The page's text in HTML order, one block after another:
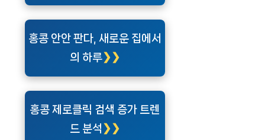
홍콩 안안 판다, 새로운 집에서
의 하루
홍콩 제로클릭 검색 증가 트렌
드 분석